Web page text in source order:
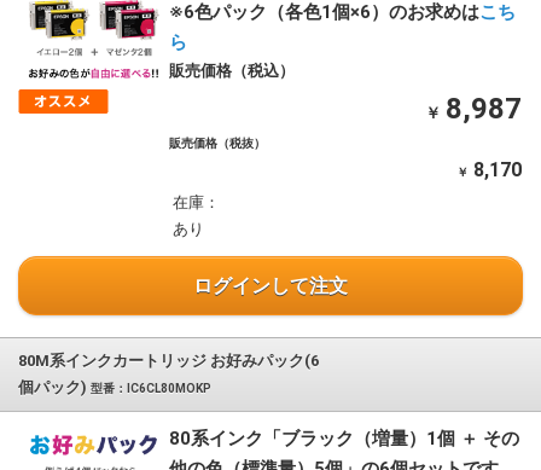
※6色パック（各色1個×6）のお求めはこち
ら
販売価格（税込）
￥ 8,987
販売価格（税抜）
￥ 8,170
在庫：
あり
ログインして注文
80M系インクカートリッジ お好みパック(6
個パック) 型番：IC6CL80MOKP
80系インク「ブラック（増量）1個 ＋ その